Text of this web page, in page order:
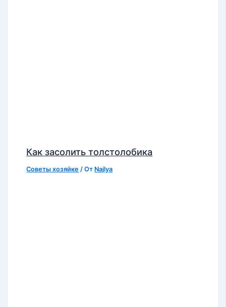
Как засолить толстолобика
Советы хозяйке / От Najlya